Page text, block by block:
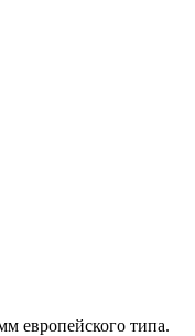
европейского типа.